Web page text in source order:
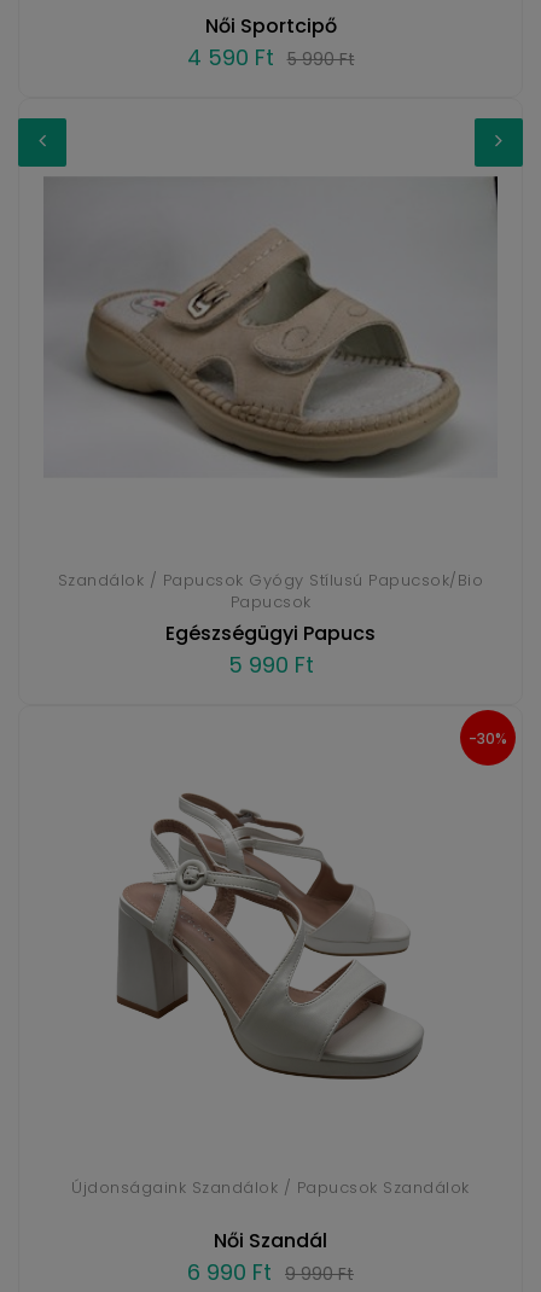
Női Sportcipő
4 590 Ft 5 990 Ft
Szandálok / Papucsok Gyógy Stílusú Papucsok/Bio
Papucsok
Egészségügyi Papucs
5 990 Ft
-30%
Újdonságaink Szandálok / Papucsok Szandálok
Női Szandál
6 990 Ft 9 990 Ft